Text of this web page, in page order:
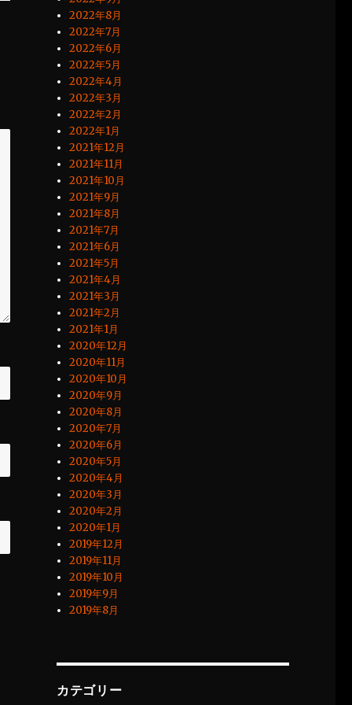
2022年8月
2022年7月
2022年6月
2022年5月
2022年4月
2022年3月
2022年2月
2022年1月
2021年12月
2021年11月
2021年10月
2021年9月
2021年8月
2021年7月
2021年6月
2021年5月
2021年4月
2021年3月
2021年2月
2021年1月
2020年12月
2020年11月
2020年10月
2020年9月
2020年8月
2020年7月
2020年6月
2020年5月
2020年4月
2020年3月
2020年2月
2020年1月
2019年12月
2019年11月
2019年10月
2019年9月
2019年8月
カテゴリー